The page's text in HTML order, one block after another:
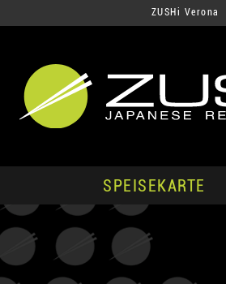
ZUSHi Verona
SPEISEKARTE